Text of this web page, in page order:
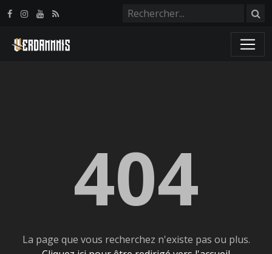
404
La page que vous recherchez n'existe pas ou plus.
Panneau de gestion des cookies